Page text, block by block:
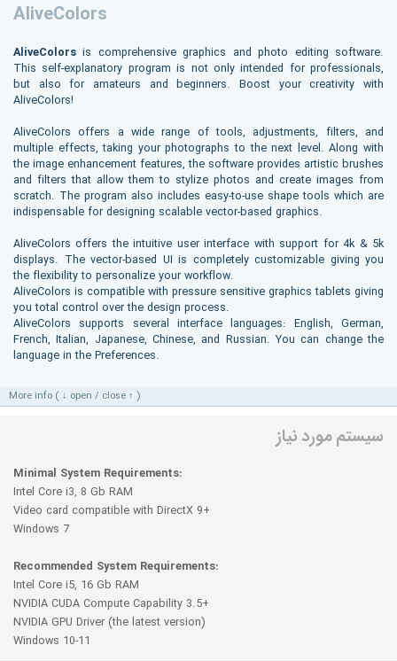
AliveColors
AliveColors is comprehensive graphics and photo editing software.
This self-explanatory program is not only intended for professionals,
but also for amateurs and beginners. Boost your creativity with
AliveColors!
AliveColors offers a wide range of tools, adjustments, filters, and
multiple effects, taking your photographs to the next level. Along with
the image enhancement features, the software provides artistic brushes
and filters that allow them to stylize photos and create images from
scratch. The program also includes easy-to-use shape tools which are
indispensable for designing scalable vector-based graphics.
AliveColors offers the intuitive user interface with support for 4k & 5k
displays. The vector-based UI is completely customizable giving you
the flexibility to personalize your workflow.
AliveColors is compatible with pressure sensitive graphics tablets giving
you total control over the design process.
AliveColors supports several interface languages: English, German,
French, Italian, Japanese, Chinese, and Russian. You can change the
language in the Preferences.
More info ( ↓ open / close ↑ )
سیستم مورد نیاز
Minimal System Requirements:
Intel Core i3, 8 Gb RAM
Video card compatible with DirectX 9+
Windows 7
Recommended System Requirements:
Intel Core i5, 16 Gb RAM
NVIDIA CUDA Compute Capability 3.5+
NVIDIA GPU Driver (the latest version)
Windows 10-11